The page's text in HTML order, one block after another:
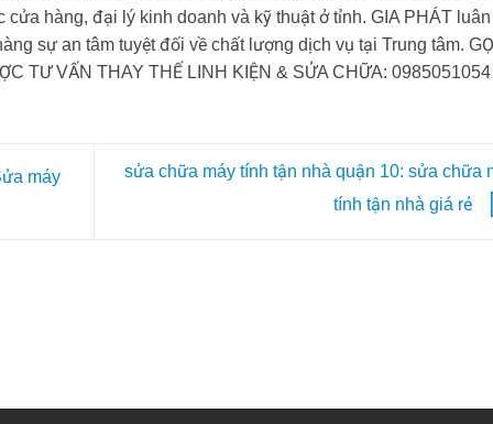
cửa hàng, đại lý kinh doanh và kỹ thuật ở tỉnh. GIA PHÁT luân
sự an tâm tuyệt đối về chất lượng dịch vụ tại Trung tâm.
TƯ VẤN THAY THẾ LINH KIỆN & SỬA CHỮA: 0985051054
máy
sửa chữa máy tính tận nhà quận 10: sửa chữa
tính tận nhà giá rẻ